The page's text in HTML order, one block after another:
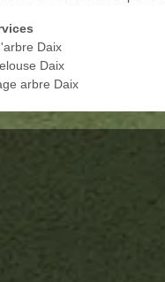
Daix
Daix
arbre Daix